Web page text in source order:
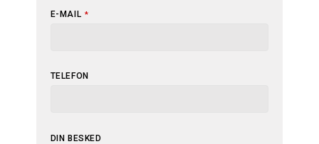
E-MAIL *
TELEFON
DIN BESKED